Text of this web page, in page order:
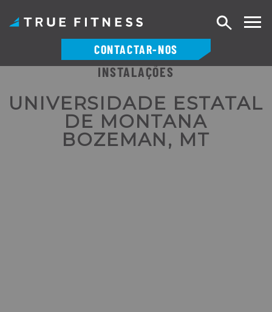
CONTACTAR-NOS
Pesquisar
INSTALAÇÕES
UNIVERSIDADE ESTATAL
DE MONTANA
BOZEMAN, MT